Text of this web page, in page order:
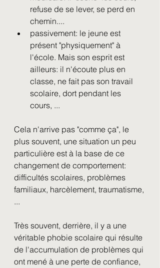
refuse de se lever, se perd en
chemin....
passivement: le jeune est
présent "physiquement" à
l'école. Mais son esprit est
ailleurs: il n'écoute plus en
classe, ne fait pas son travail
scolaire, dort pendant les
cours, ...
Cela n'arrive pas "comme ça", le
plus souvent, une situation un peu
particulière est à la base de ce
changement de comportement:
difficultés scolaires, problèmes
familiaux, harcèlement, traumatisme,
...
Très souvent, derrière, il y a une
véritable phobie scolaire qui résulte
de l'accumulation de problèmes qui
ont mené à une perte de confiance,